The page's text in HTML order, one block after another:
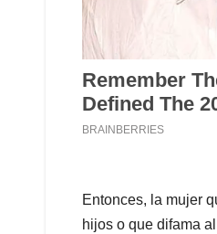
Entonces, la mujer
hijos o que difama